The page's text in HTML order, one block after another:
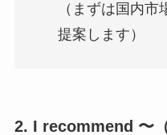
（まずは国内
提案します）
2. I recommend 〜